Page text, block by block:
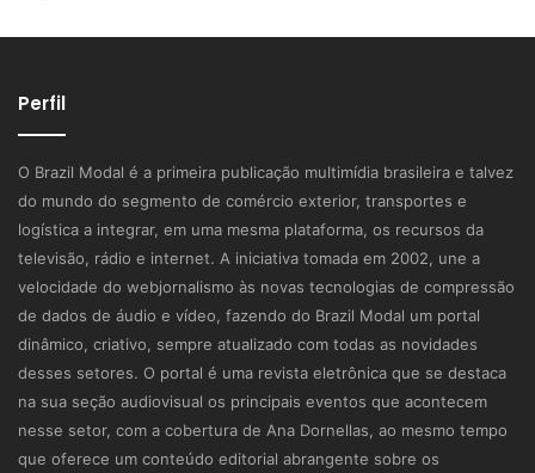
Perfil
O Brazil Modal é a primeira publicação multimídia brasileira e talvez
do mundo do segmento de comércio exterior, transportes e
logística a integrar, em uma mesma plataforma, os recursos da
televisão, rádio e internet. A iniciativa tomada em 2002, une a
velocidade do webjornalismo às novas tecnologias de compressão
de dados de áudio e vídeo, fazendo do Brazil Modal um portal
dinâmico, criativo, sempre atualizado com todas as novidades
desses setores. O portal é uma revista eletrônica que se destaca
na sua seção audiovisual os principais eventos que acontecem
nesse setor, com a cobertura de Ana Dornellas, ao mesmo tempo
que oferece um conteúdo editorial abrangente sobre os